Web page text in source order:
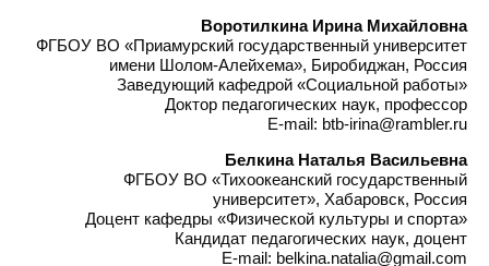
Воротилкина Ирина Михайловна
ФГБОУ ВО «Приамурский государственный университет
имени Шолом-Алейхема», Биробиджан, Россия
Заведующий кафедрой «Социальной работы»
Доктор педагогических наук, профессор
E-mail: btb-irina@rambler.ru
Белкина Наталья Васильевна
ФГБОУ ВО «Тихоокеанский государственный
университет», Хабаровск, Россия
Доцент кафедры «Физической культуры и спорта»
Кандидат педагогических наук, доцент
E-mail: belkina.natalia@gmail.com